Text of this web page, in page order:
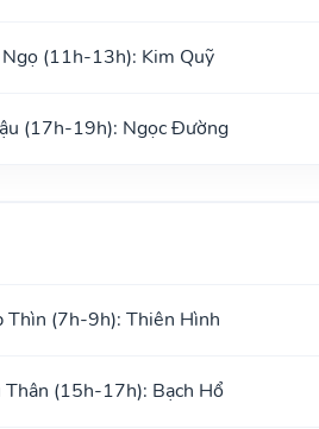
(11h-13h): Kim Quỹ
(17h-19h): Ngọc Đường
Thìn (7h-9h): Thiên Hình
Thân (15h-17h): Bạch Hổ